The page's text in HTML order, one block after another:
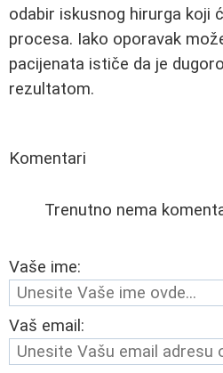
odabir iskusnog hirurga koji
procesa. Iako oporavak
pacijenata ističe da je
rezultatom.
Komentari
Trenutno nema
Vaše ime:
Vaš email: